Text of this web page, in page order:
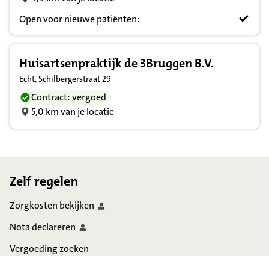
Open voor nieuwe patiënten:
Huisartsenpraktijk de 3Bruggen B.V.
Echt, Schilbergerstraat 29
Contract: vergoed
5,0 km van je locatie
Zelf regelen
Zorgkosten bekijken
Notadeclareren
Vergoeding zoeken